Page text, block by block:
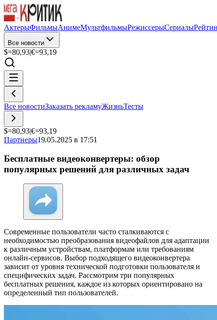
АктерыФильмыАнимеМультфильмыРежиссерыСериалы
Все новости
$=80,93|€=93,19
Все новостиЗаказать рекламуЖизньТесты
$=80,93|€=93,19
Партнеры19.05.2025 в 17:51
Бесплатные видеоконвертеры: обзор
популярных решений для различных задач
Современные пользователи часто сталкиваются с
необходимостью преобразования видеофайлов для адаптации
к различным устройствам, платформам или требованиям
онлайн-сервисов. Выбор подходящего видеоконвертера
зависит от уровня технической подготовки пользователя и
специфических задач. Рассмотрим три популярных
бесплатных решения, каждое из которых ориентировано на
определенный тип пользователей.